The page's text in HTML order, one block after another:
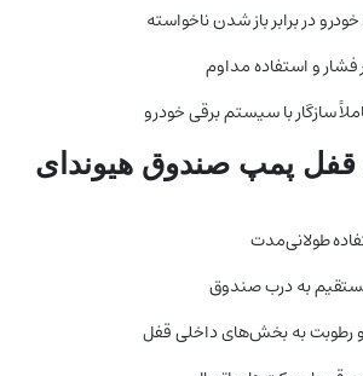
در برابر باز شدن ناخواسته
فشار و استفاده مداوم
سازگار با سیستم برقی خودرو
قفل پمپ صندوق هیوندای
طولانی‌مدت
به درب صندوق
و رطوبت به بخش‌های داخلی قفل